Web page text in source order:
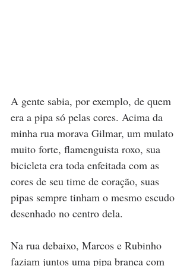
A gente sabia, por exemplo, de quem
era a pipa só pelas cores. Acima da
minha rua morava Gilmar, um mulato
muito forte, flamenguista roxo, sua
bicicleta era toda enfeitada com as
cores de seu time de coração, suas
pipas sempre tinham o mesmo escudo
desenhado no centro dela.
Na rua debaixo, Marcos e Rubinho
faziam juntos uma pipa branca com